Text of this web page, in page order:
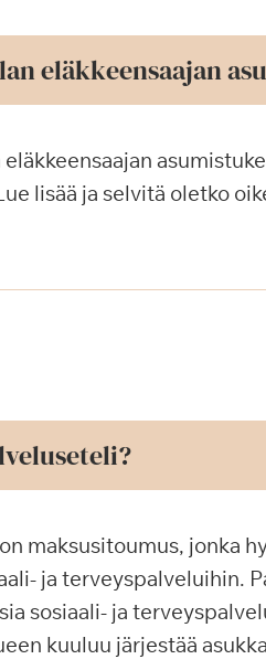
eläkkeensaajan
eläkkeensaajan
lisää ja selvitä oletko
maksusitoumus, jonka
ja terveyspalveluihin.
sosiaali- ja
kuuluu järjestää